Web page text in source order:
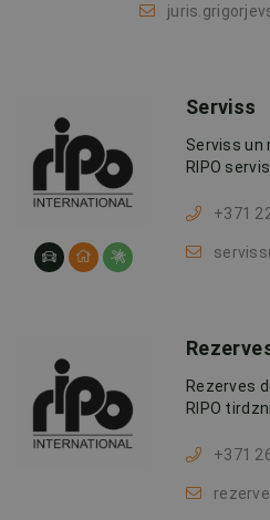
Serviss
Serviss un
RIPO
+371
Rezerves
RIPO
+371